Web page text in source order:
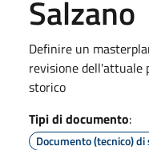
Salzano
Definire un
revisione dell'attuale
storico
Tipi di documento:
Documento (tecnico)